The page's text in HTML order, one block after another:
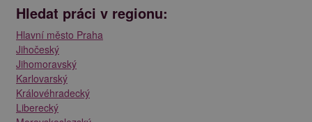
Hledat práci v regionu:
Hlavní město Praha
Jihočeský
Jihomoravský
Karlovarský
Královéhradecký
Liberecký